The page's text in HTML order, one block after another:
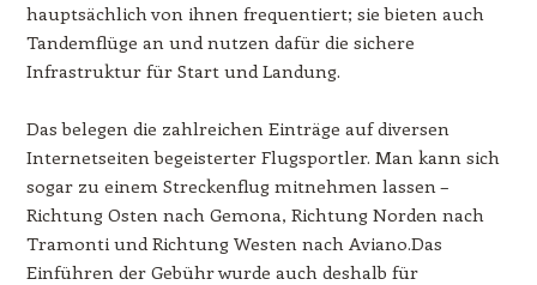
hauptsächlich von ihnen frequentiert; sie bieten auch
Tandemflüge an und nutzen dafür die sichere
Infrastruktur für Start und Landung.
Das belegen die zahlreichen Einträge auf diversen
Internetseiten begeisterter Flugsportler. Man kann sich
sogar zu einem Streckenflug mitnehmen lassen –
Richtung Osten nach Gemona, Richtung Norden nach
Tramonti und Richtung Westen nach Aviano.Das
Einführen der Gebühr wurde auch deshalb für